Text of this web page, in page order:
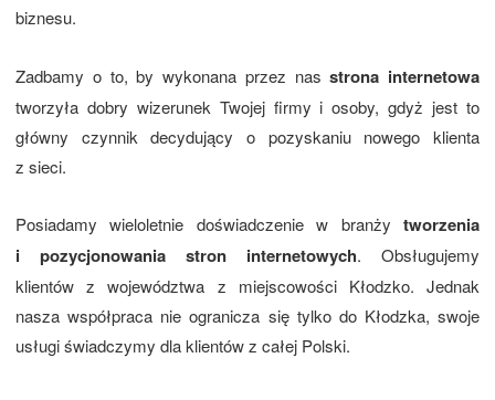
biznesu.
Zadbamy o to, by wykonana przez nasstrona internetowa
tworzyła dobry wizerunek Twojej firmy i osoby, gdyż jest to
główny czynnik decydujący o pozyskaniu nowego klienta
z sieci.
Posiadamy wieloletnie doświadczenie w branży tworzenia
i pozycjonowania stron internetowych. Obsługujemy
klientów z województwa z miejscowości Kłodzko. Jednak
nasza współpraca nie ogranicza się tylko do Kłodzka, swoje
usługi świadczymy dla klientów z całej Polski.